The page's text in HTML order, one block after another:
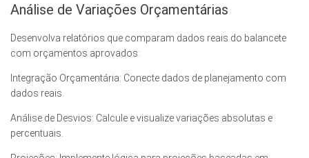
Análise de Variações Orçamentárias
Desenvolva relatórios que comparam dados reais do balancete
com orçamentos aprovados:
Integração Orçamentária: Conecte dados de planejamento com
dados reais.
Análise de Desvios: Calcule e visualize variações absolutas e
percentuais.